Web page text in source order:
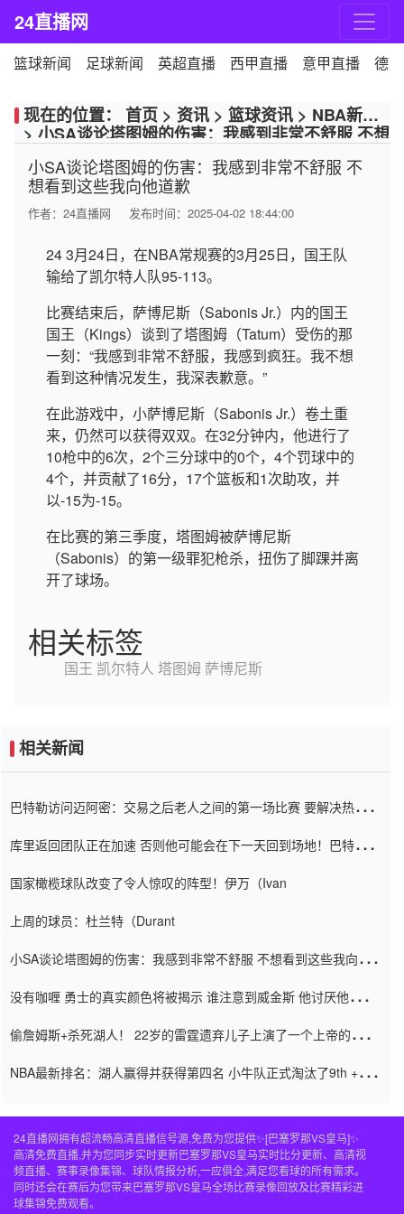
24直播网
篮球新闻 足球新闻 英超直播 西甲直播 意甲直播 德
现在的位置： 首页 > 资讯 > 篮球资讯 > NBA新闻
> 小SA谈论塔图姆的伤害：我感到非常不舒服 不想
小SA谈论塔图姆的伤害：我感到非常不舒服 不
想看到这些我向他道歉
作者： 24直播网 发布时间：2025-04-02 18:44:00
24 3月24日，在NBA常规赛的3月25日，国王队
输给了凯尔特人队95-113。
比赛结束后，萨博尼斯（Sabonis Jr.）内的国王
国王（Kings）谈到了塔图姆（Tatum）受伤的那
一刻：“我感到非常不舒服，我感到疯狂。我不想
看到这种情况发生，我深表歉意。”
在此游戏中，小萨博尼斯（Sabonis Jr.）卷土重
来，仍然可以获得双双。在32分钟内，他进行了
10枪中的6次，2个三分球中的0个，4个罚球中的
4个，并贡献了16分，17个篮板和1次助攻，并
以-15为-15。
在比赛的第三季度，塔图姆被萨博尼斯
（Sabonis）的第一级罪犯枪杀，扭伤了脚踝并离
开了球场。
相关标签
国王 凯尔特人 塔图姆 萨博尼斯
相关新闻
巴特勒访问迈阿密：交易之后老人之间的第一场比赛 要解决热情的
库里返回团队正在加速 否则他可能会在下一天回到场地！巴特勒迈
国家橄榄球队改变了令人惊叹的阵型！伊万（Ivan
上周的球员：杜兰特（Durant
小SA谈论塔图姆的伤害：我感到非常不舒服 不想看到这些我向他
没有咖喱 勇士的真实颜色将被揭示 谁注意到威金斯 他讨厌他的老
偷詹姆斯+杀死湖人！ 22岁的雷霆遗弃儿子上演了一个上帝的剧
NBA最新排名：湖人赢得并获得第四名 小牛队正式淘汰了9th + 76
24直播网拥有超流畅高清直播信号源,免费为您提供✨[巴塞罗那VS皇马]✨
高清免费直播,并为您同步实时更新巴塞罗那VS皇马实时比分更新、高清视
频直播、赛事录像集锦、球队情报分析,一应俱全,满足您看球的所有需求。
同时还会在赛后为您带来巴塞罗那VS皇马全场比赛录像回放及比赛精彩进
球集锦免费观看。